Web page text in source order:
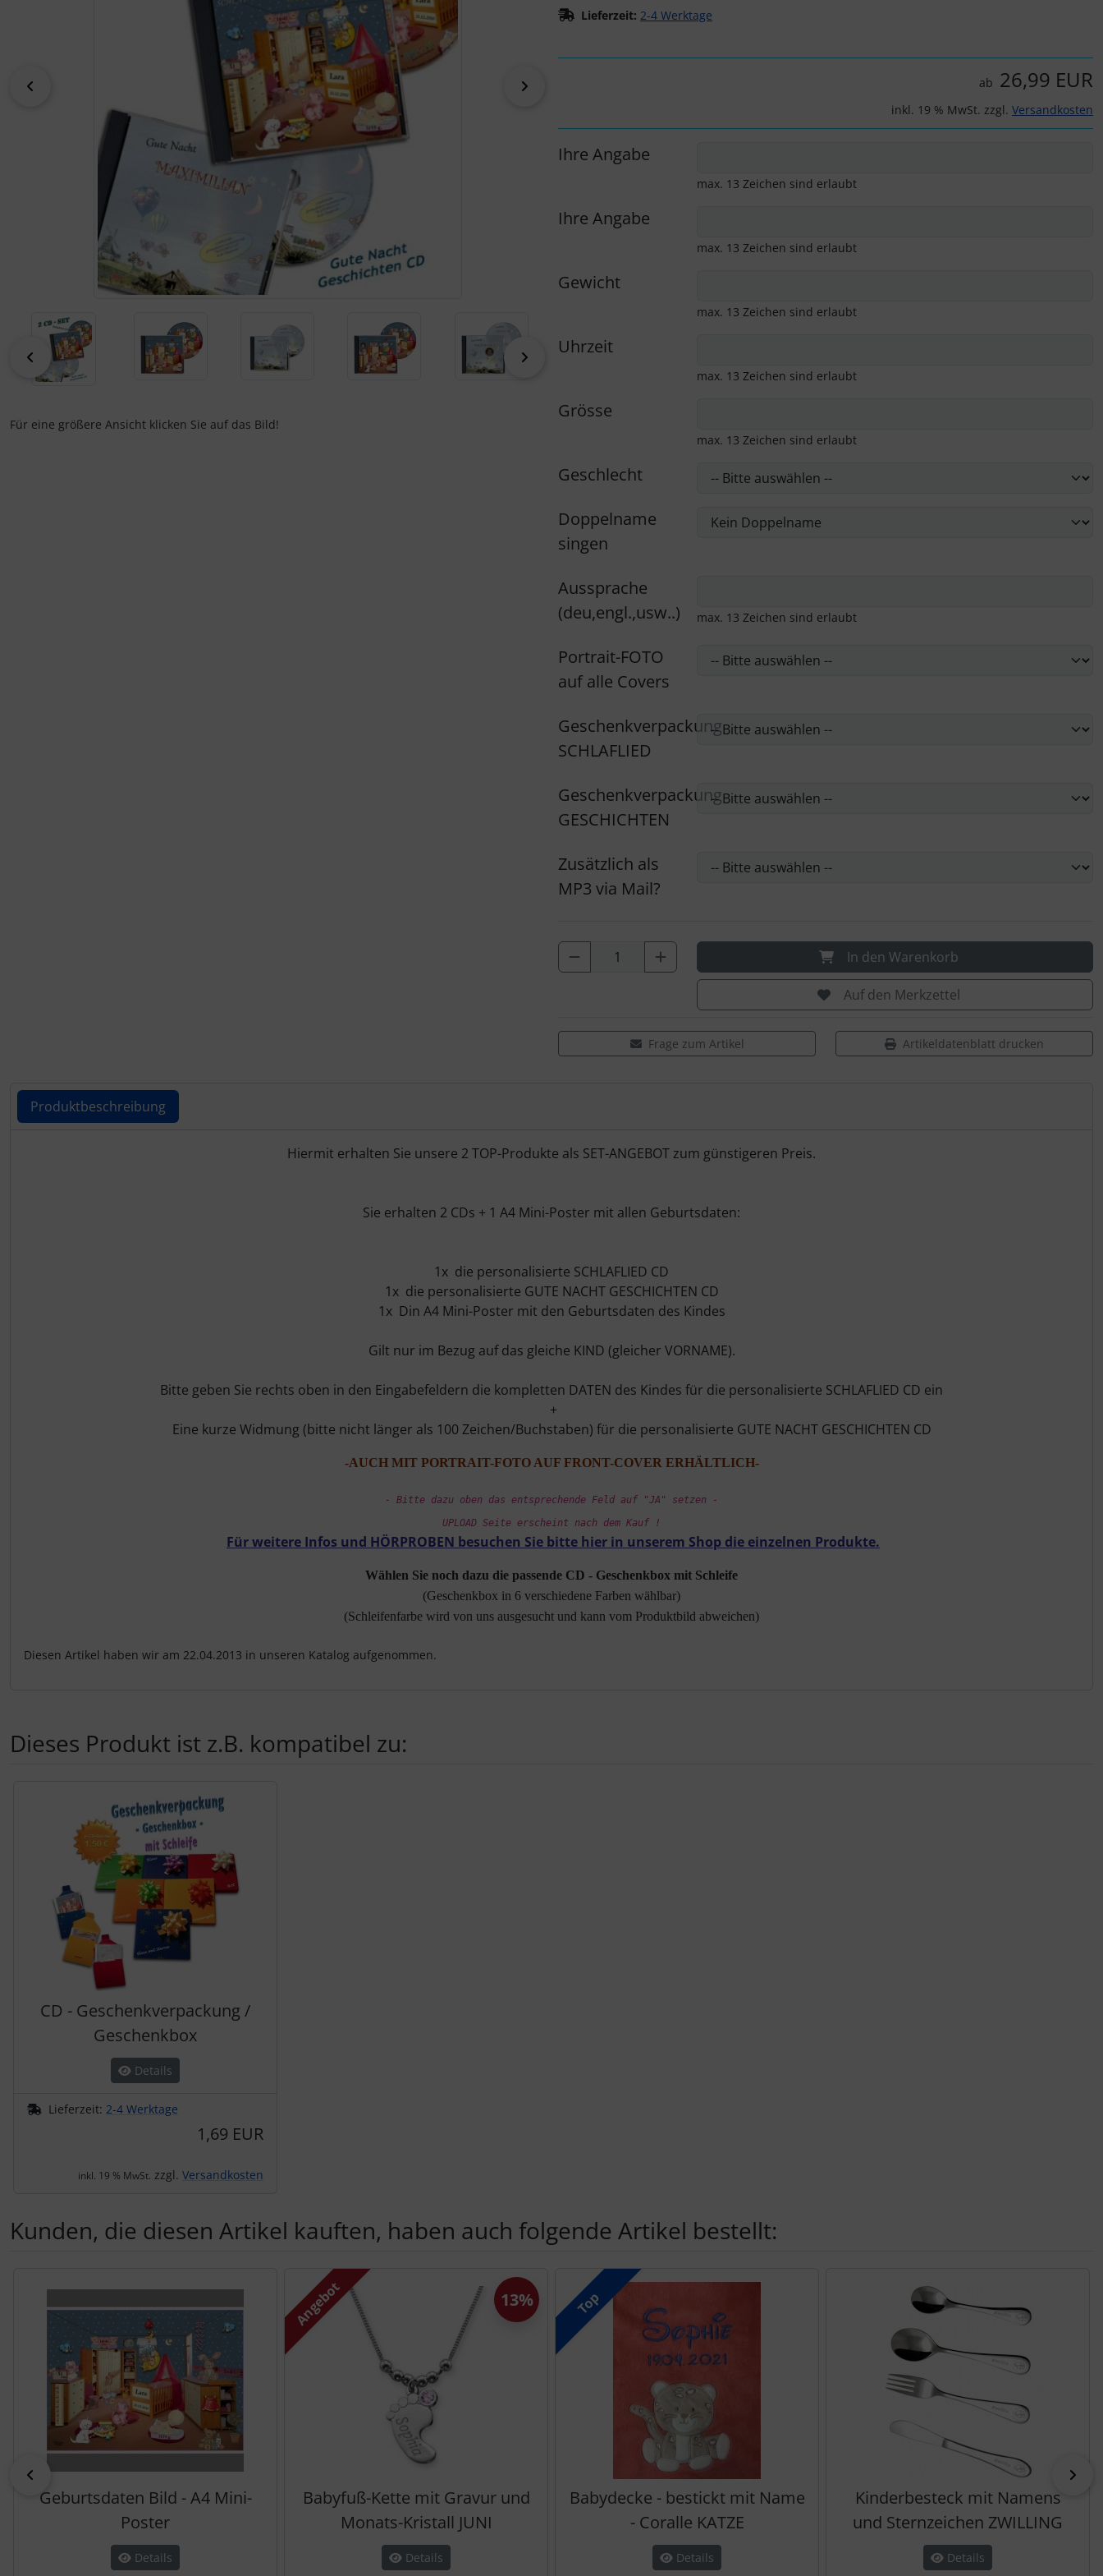
Lieferzeit: 2-4 Werktage
zurück
Für eine größere Ansicht klicken Sie auf das Bild!
ab 26,99 EUR
inkl. 19 % MwSt. zzgl. Versandkosten
Ihre Angabe
max. 13 Zeichen sind erlaubt
Ihre Angabe
max. 13 Zeichen sind erlaubt
Gewicht
max. 13 Zeichen sind erlaubt
Uhrzeit
max. 13 Zeichen sind erlaubt
Grösse
max. 13 Zeichen sind erlaubt
Geschlecht
Doppelname
singen
Aussprache
(deu,engl.,usw..)
max. 13 Zeichen sind erlaubt
Portrait-FOTO
auf alle Covers
Geschenkverpackung
SCHLAFLIED
Geschenkverpackung
GESCHICHTEN
Zusätzlich als
MP3 via Mail?
In den Warenkorb
Auf den Merkzettel
Frage zum Artikel Artikeldatenblatt drucken
Produktbeschreibung
Hiermit erhalten Sie unsere 2 TOP-Produkte als SET-ANGEBOT zum günstigeren Preis.
Sie erhalten 2 CDs + 1 A4 Mini-Poster mit allen Geburtsdaten:
1x die personalisierte SCHLAFLIED CD
1x die personalisierte GUTE NACHT GESCHICHTEN CD
1x Din A4 Mini-Poster mit den Geburtsdaten des Kindes
Gilt nur im Bezug auf das gleiche KIND (gleicher VORNAME).
Bitte geben Sie rechts oben in den Eingabefeldern die kompletten DATEN des Kindes für die personalisierte SCHLAFLIED CD ein
+
Eine kurze Widmung (bitte nicht länger als 100 Zeichen/Buchstaben) für die personalisierte GUTE NACHT GESCHICHTEN CD
-AUCH MIT PORTRAIT-FOTO AUF FRONT-COVER ERHÄLTLICH-
- Bitte dazu oben das entsprechende Feld auf "JA" setzen -
UPLOAD Seite erscheint nach dem Kauf !
Für weitere Infos und HÖRPROBEN besuchen Sie bitte hier in unserem Shop die einzelnen Produkte.
Wählen Sie noch dazu die passende CD - Geschenkbox mit Schleife
(Geschenkbox in 6 verschiedene Farben wählbar)
(Schleifenfarbe wird von uns ausgesucht und kann vom Produktbild abweichen)
Diesen Artikel haben wir am 22.04.2013 in unseren Katalog aufgenommen.
Dieses Produkt ist z.B. kompatibel zu:
CD - Geschenkverpackung /
Geschenkbox
Details
Lieferzeit: 2-4 Werktage
1,69 EUR
inkl. 19 % MwSt. zzgl. Versandkosten
Kunden, die diesen Artikel kauften, haben auch folgende Artikel bestellt:
Es folgt ein Produktslider - navigieren Sie mit der Tab-Taste zu den einzelnen Artikeln.
zurück
Geburtsdaten Bild - A4 Mini-
Poster
Details
Angebot
Babyfuß-Kette mit Gravur und
Monats-Kristall JUNI
Details
13% Top
Babydecke - bestickt mit Name
- Coralle KATZE
Details
Kinderbesteck mit Namens
und Sternzeichen ZWILLING
Details